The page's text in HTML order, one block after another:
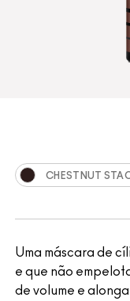
Uma máscara de
e que não
de volume e
CHESTNUT